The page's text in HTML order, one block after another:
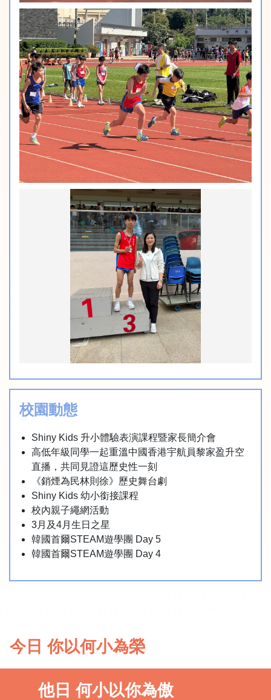
校園動態
Shiny Kids 升小體驗表演課程暨家長簡介會
高低年級同學一起重溫中國香港宇航員黎家盈升空
直播，共同見證這歷史性一刻
《銷煙為民林則徐》歷史舞台劇
Shiny Kids 幼小銜接課程
校內親子繩網活動
3月及4月生日之星
韓國首爾STEAM遊學團 Day 5
韓國首爾STEAM遊學團 Day 4
今日 你以何小為榮
他日 何小以你為傲